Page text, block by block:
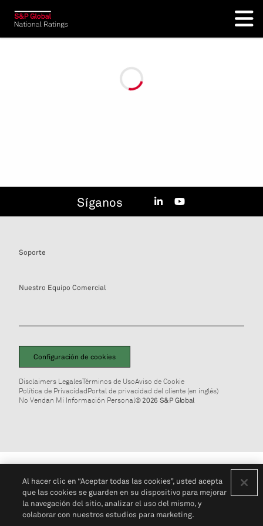
Síganos
Soporte
Nuestro Equipo Comercial
Configuración de cookies
Disclaimers LegalesTérminos de UsoAviso de Cookie
Política de PrivacidadPortal de privacidad del cliente (en inglés)
No Vendan Mi Información Personal© 2026 S&P Global
Al hacer clic en “Aceptar todas las cookies”, usted acepta
que las cookies se guarden en su dispositivo para mejorar
la navegación del sitio, analizar el uso del mismo, y
colaborar con nuestros estudios para marketing.